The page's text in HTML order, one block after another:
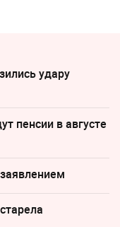
удару
пенсии в августе